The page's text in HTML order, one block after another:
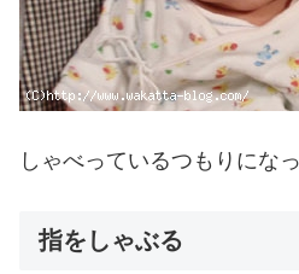
しゃべっているつもりにな
指をしゃぶる